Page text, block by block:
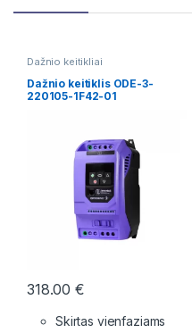
Dažnio keitikliai
Dažnio keitiklis ODE-3-
220105-1F42-01
318.00€
Skirtas vienfaziams